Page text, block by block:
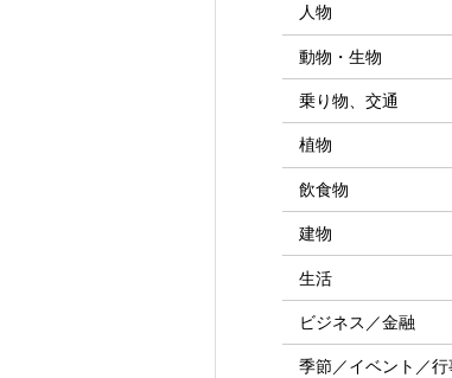
人物
動物・生物
乗り物、交通
植物
飲食物
建物
生活
ビジネス／金融
季節／イベント／行